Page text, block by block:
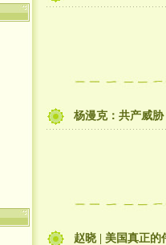
杨漫克：共产威
赵晓 | 美国真正